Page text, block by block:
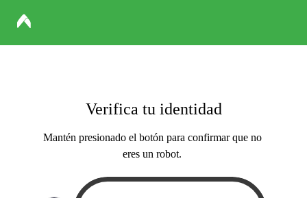
Verifica tu identidad
Mantén presionado el botón para confirmar que no
eres un robot.